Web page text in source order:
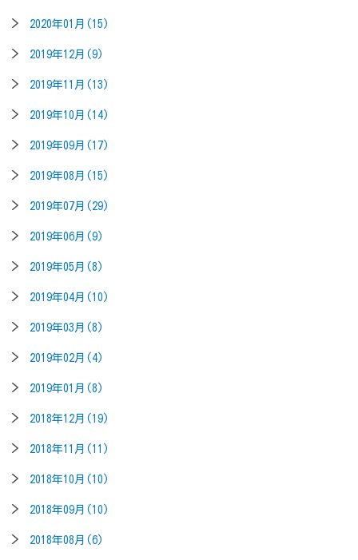
2020年01月(15)
2019年12月(9)
2019年11月(13)
2019年10月(14)
2019年09月(17)
2019年08月(15)
2019年07月(29)
2019年06月(9)
2019年05月(8)
2019年04月(10)
2019年03月(8)
2019年02月(4)
2019年01月(8)
2018年12月(19)
2018年11月(11)
2018年10月(10)
2018年09月(10)
2018年08月(6)